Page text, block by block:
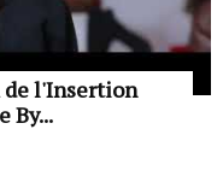
de l'Insertion
By...